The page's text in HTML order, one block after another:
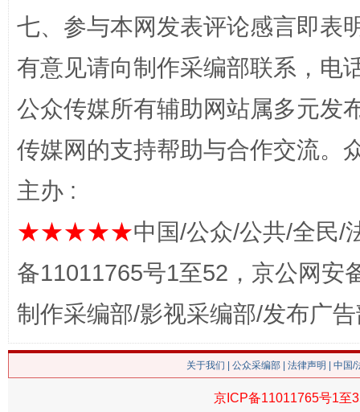
网上购药对药下症？
这是一记警钟！ 谢
七、参与本网发表评论感言即表
有意见请向制作采编部联系，电
公众传媒所有辅助网站属多元发
传媒网的支持帮助与合作交流。
主办 :
★★★★★中国/公众/公共/全民/
备11011765号1至52，京公网安
制作采编部/影视采编部/发布广
关于我们 公众采编部 法律声明 | 中国
京ICP备11011765号1至